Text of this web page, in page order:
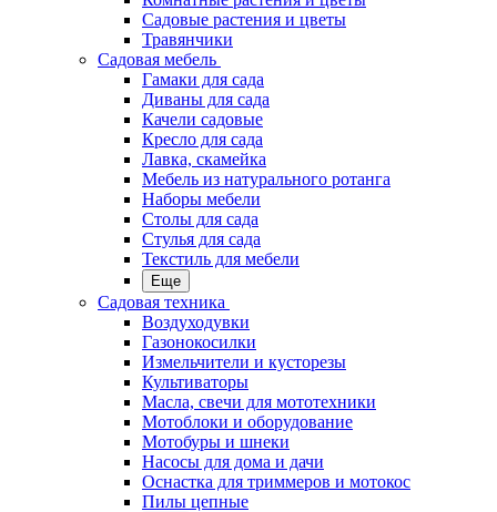
Садовые растения и цветы
Травянчики
Садовая мебель
Гамаки для сада
Диваны для сада
Качели садовые
Кресло для сада
Лавка, скамейка
Мебель из натурального ротанга
Наборы мебели
Столы для сада
Стулья для сада
Текстиль для мебели
Еще
Садовая техника
Воздуходувки
Газонокосилки
Измельчители и кусторезы
Культиваторы
Масла, свечи для мототехники
Мотоблоки и оборудование
Мотобуры и шнеки
Насосы для дома и дачи
Оснастка для триммеров и мотокос
Пилы цепные